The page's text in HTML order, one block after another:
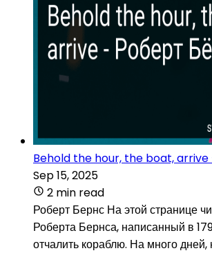
Behold the hour, the boat, arrive
Sep 15, 2025
2 min read
Роберт Бернс На этой странице
Роберта Бернса, написанный в
отчалить кораблю. На много дней,